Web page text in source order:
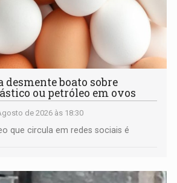
desmente boato sobre
ou petróleo em ovos
de 2026 às 18:30
que circula em redes sociais é